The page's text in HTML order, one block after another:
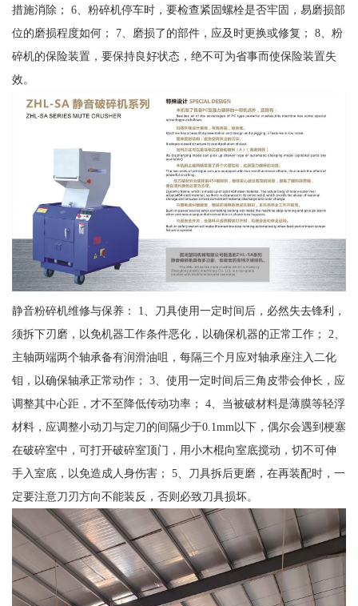
措施消除； 6、粉碎机停车时，要检查紧固螺栓是否牢固，易磨损部
位的磨损程度如何； 7、磨损了的部件，应及时更换或修复； 8、粉
碎机的保险装置，要保持良好状态，绝不可为省事而使保险装置失
效。
静音粉碎机维修与保养： 1、刀具使用一定时间后，必然失去锋利，
须拆下刃磨，以免机器工作条件恶化，以确保机器的正常工作； 2、
主轴两端两个轴承备有润滑油咀，每隔三个月应对轴承座注入二化
钼，以确保轴承正常动作； 3、使用一定时间后三角皮带会伸长，应
调整其中心距，才不至降低传动功率； 4、当被破材料是薄膜等轻浮
材料，应调整小动刀与定刀的间隔少于0.1mm以下，偶尔会遇到梗塞
在破碎室中，可打开破碎室顶门，用小木棍向室底搅动，切不可伸
手入室底，以免造成人身伤害； 5、刀具拆后更磨，在再装配时，一
定要注意刀刃方向不能装反，否则必致刀具损坏。